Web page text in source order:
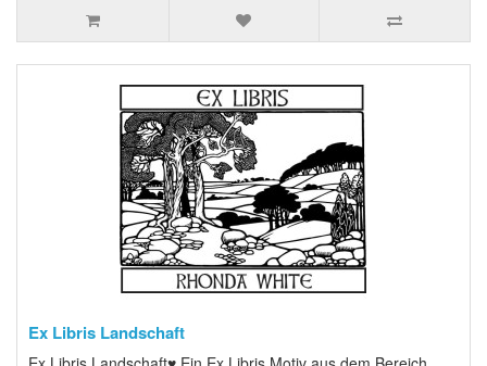
Ex Libris Landschaft